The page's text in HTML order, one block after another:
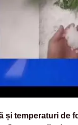
și temperaturi de